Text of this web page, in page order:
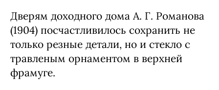
Дверям доходного дома А. Г. Романова
(1904) посчастливилось сохранить не
только резные детали, но и стекло с
травленым орнаментом в верхней
фрамуге.